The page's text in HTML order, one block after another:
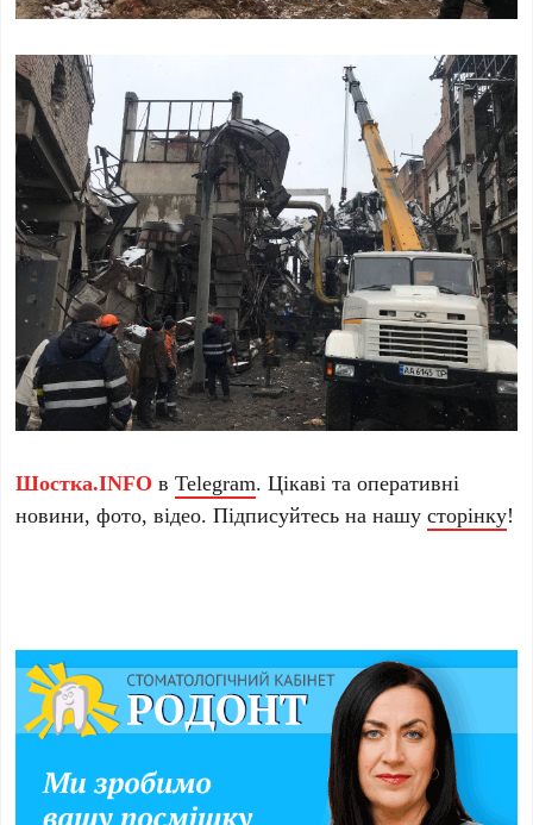
Шостка.INFO вTelegram. Цікаві та оперативні
новини, фото, відео. Підписуйтесь на нашусторінку!